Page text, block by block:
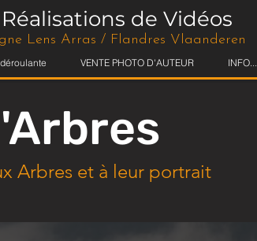
de Vidéos
Lens Arras / Flandres Vlaanderen
VENTE PHOTO D'AUTEUR INFO...
Arbres et à leur portrait